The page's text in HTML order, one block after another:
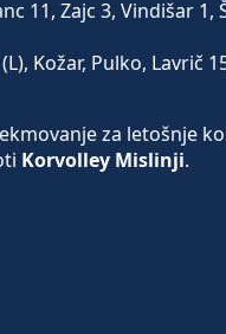
11, Zajc 3, Vindišar
Kožar, Pulko, Lavrič
za letošnje
Korvolley Mislinji.